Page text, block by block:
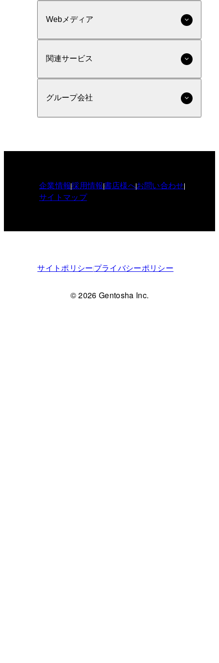
Webメディア
関連サービス
グループ会社
企業情報採用情報書店様へお問い合わせ
サイトマップ
サイトポリシープライバシーポリシー
© 2026 Gentosha Inc.